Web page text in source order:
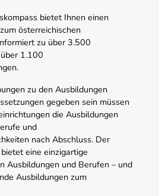
bietet Ihnen einen
österreichischen
zu über 3.500
1.100
zu den Ausbildungen
gegeben sein müssen
die Ausbildungen
und
nach Abschluss. Der
eine einzigartige
Ausbildungen und Berufen – und
Ausbildungen zum